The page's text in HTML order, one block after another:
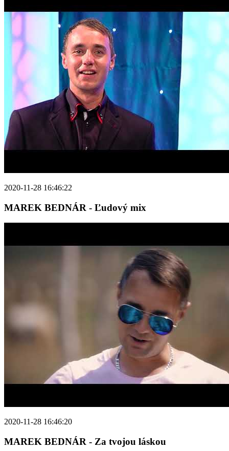
2020-11-28 16:46:22
MAREK BEDNÁR - Ľudový mix
2020-11-28 16:46:20
MAREK BEDNÁR - Za tvojou láskou